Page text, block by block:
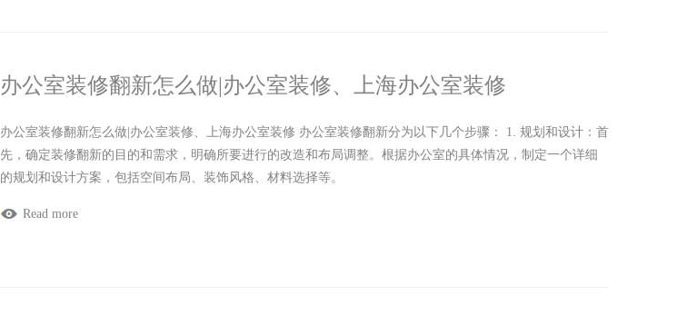
办公室装修翻新怎么做|办公室装修、上海办公室装修
办公室装修翻新怎么做|办公室装修、上海办公室装修 办公室装修翻新分为以下几个步骤： 1. 规划和设计：首
先，确定装修翻新的目的和需求，明确所要进行的改造和布局调整。根据办公室的具体情况，制定一个详细
的规划和设计方案，包括空间布局、装饰风格、材料选择等。
Read more